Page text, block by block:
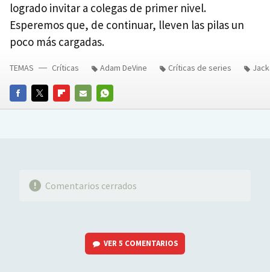
logrado invitar a colegas de primer nivel.
Esperemos que, de continuar, lleven las pilas un
poco más cargadas.
FACEBOOKTWITTERFLIPBOARD
E-
WHATSAPP
TEMAS Críticas Adam DeVine Críticas de series
Comentarios cerrados
VER5 COMENTARIOS